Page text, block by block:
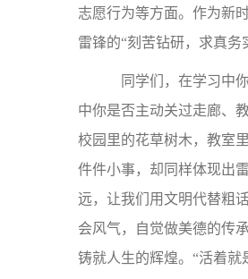
志愿行为等方面。作为新
雷锋的“刻苦钻研，求真务
同学们，在学习中
中你是否主动关过走廊、
校园里的花草树木，教室
件件小事，却同样体现出
远，让我们用文明代替粗
会风气，自觉做美德的传
铸就人生的辉煌。“活着就